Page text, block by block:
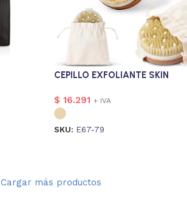
CEPILLO EXFOLIANTE SKIN
$ 16.291 + IVA
SKU: E67-79
Cargar más productos